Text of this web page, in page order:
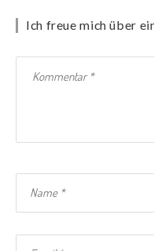
Ich freue mich über